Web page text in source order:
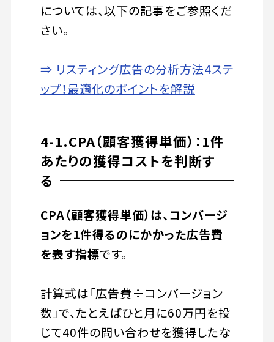
については、以下の記事をご参照くだ
さい。
⇒ リスティング広告の分析方法4ステ
ップ！最適化のポイントを解説
4-1.CPA（顧客獲得単価）：1件
あたりの獲得コストを判断す
る
CPA（顧客獲得単価）は、コンバージ
ョンを1件得るのにかかった広告費
を表す指標です。
計算式は「広告費÷コンバージョン
数」で、たとえばひと月に60万円を投
じて40件の問い合わせを獲得したな